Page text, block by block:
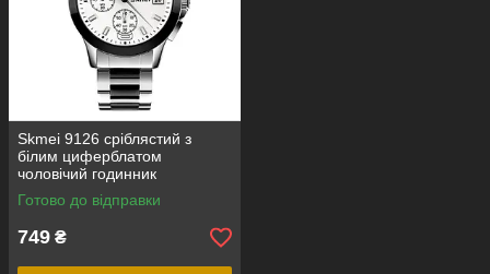
Skmei 9126 сріблястий з
білим циферблатом
чоловічий годинник
Готово до відправки
749 ₴